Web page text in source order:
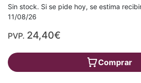
Sin stock. Si se pide hoy, se estima
11/08/26
PVP. 24,40€
Comprar